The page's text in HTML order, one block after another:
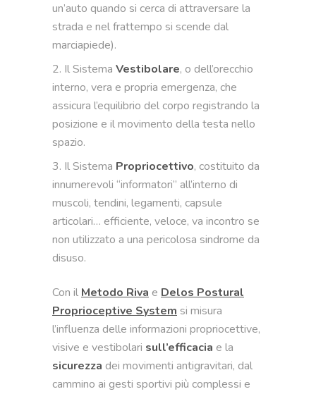
un’auto quando si cerca di attraversare la
strada e nel frattempo si scende dal
marciapiede).
Il Sistema Vestibolare, o dell’orecchio
interno, vera e propria emergenza, che
assicura l’equilibrio del corpo registrando la
posizione e il movimento della testa nello
spazio.
Il Sistema Propriocettivo, costituito da
innumerevoli “informatori” all’interno di
muscoli, tendini, legamenti, capsule
articolari… efficiente, veloce, va incontro se
non utilizzato a una pericolosa sindrome da
disuso.
Con il Metodo Riva e Delos Postural
Proprioceptive System si misura
l’influenza delle informazioni propriocettive,
visive e vestibolari sull’efficacia e la
sicurezza dei movimenti antigravitari, dal
cammino ai gesti sportivi più complessi e